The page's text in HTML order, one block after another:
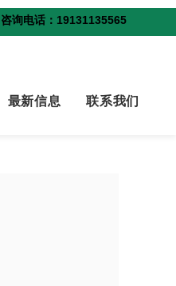
咨询电话：19131135565
最新信息 联系我们